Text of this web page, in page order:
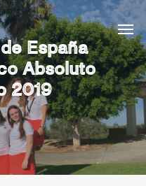
España
Absoluto
2019